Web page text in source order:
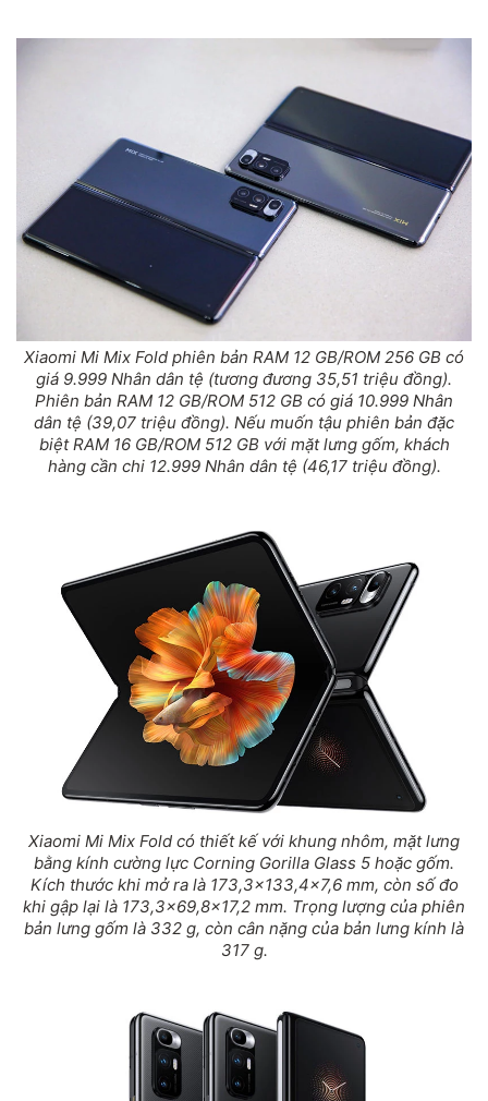
Xiaomi Mi Mix Fold phiên bản RAM 12 GB/ROM 256 GB có
giá 9.999 Nhân dân tệ (tương đương 35,51 triệu đồng).
Phiên bản RAM 12 GB/ROM 512 GB có giá 10.999 Nhân
dân tệ (39,07 triệu đồng). Nếu muốn tậu phiên bản đặc
biệt RAM 16 GB/ROM 512 GB với mặt lưng gốm, khách
hàng cần chi 12.999 Nhân dân tệ (46,17 triệu đồng).
Xiaomi Mi Mix Fold có thiết kế với khung nhôm, mặt lưng
bằng kính cường lực Corning Gorilla Glass 5 hoặc gốm.
Kích thước khi mở ra là 173,3x133,4x7,6 mm, còn số đo
khi gập lại là 173,3x69,8x17,2 mm. Trọng lượng của phiên
bản lưng gốm là 332 g, còn cân nặng của bản lưng kính là
317 g.